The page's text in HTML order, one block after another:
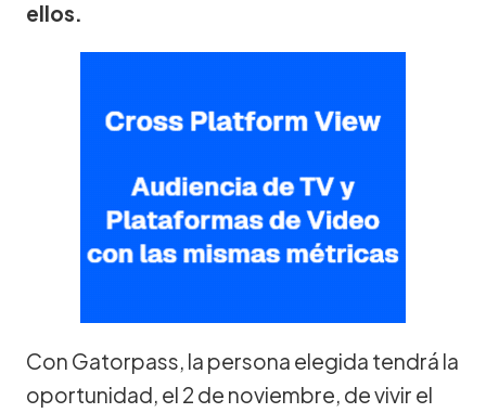
ellos.
Con Gatorpass, la persona elegida tendrá la
oportunidad, el 2 de noviembre, de vivir el